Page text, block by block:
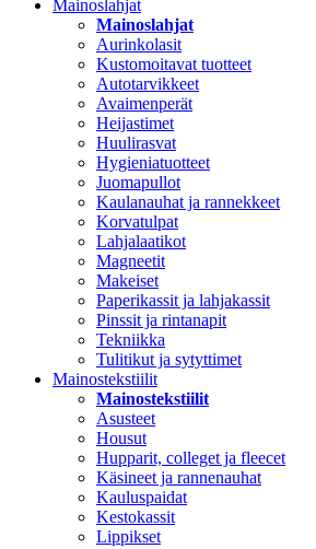
Mainoslahjat
Mainoslahjat
Aurinkolasit
Kustomoitavat tuotteet
Autotarvikkeet
Avaimenperät
Heijastimet
Huulirasvat
Hygieniatuotteet
Juomapullot
Kaulanauhat ja rannekkeet
Korvatulpat
Lahjalaatikot
Magneetit
Makeiset
Paperikassit ja lahjakassit
Pinssit ja rintanapit
Tekniikka
Tulitikut ja sytyttimet
Mainostekstiilit
Mainostekstiilit
Asusteet
Housut
Hupparit, colleget ja fleecet
Käsineet ja rannenauhat
Kauluspaidat
Kestokassit
Lippikset